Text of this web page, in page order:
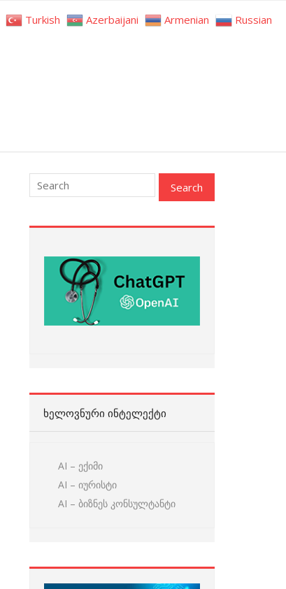
ᲮᲔᲚᲝᲕᲜᲣᲠᲘ ᲘᲜᲢᲔᲚᲔᲥᲢᲘ
AI – ექიმი
AI – იურისტი
AI – ბიზნეს კონსულტანტი
Turkish Azerbaijani Armenian Russian